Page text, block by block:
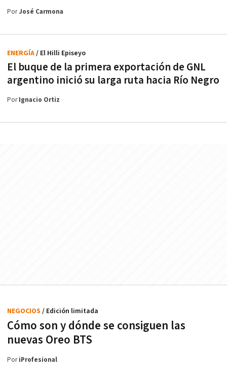
PorJosé Carmona
El buque de la primera exportación de GNL
argentino inició su larga ruta hacia Río Negro
ENERGÍA/ El Hilli Episeyo
PorIgnacio Ortiz
Cómo son y dónde se consiguen las
nuevas Oreo BTS
NEGOCIOS / Edición limitada
PoriProfesional